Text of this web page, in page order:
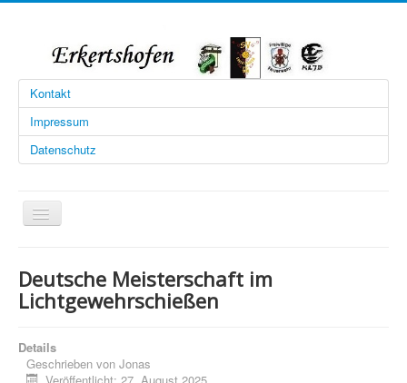
Kontakt
Impressum
Datenschutz
Navigation
an/aus
Limesschützen
Feuerwehr
Deutsche Meisterschaft im
Lichtgewehrschießen
Details
Geschrieben von Jonas
Veröffentlicht: 27. August 2025